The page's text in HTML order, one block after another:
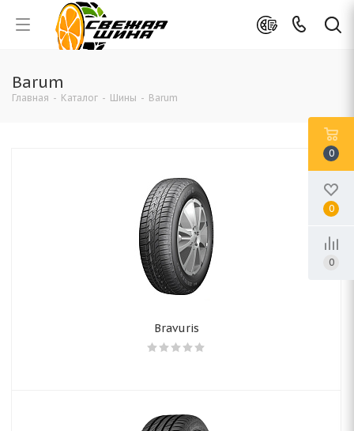
Barum
Главная - Каталог - Шины - Barum
Bravuris
0
0
0